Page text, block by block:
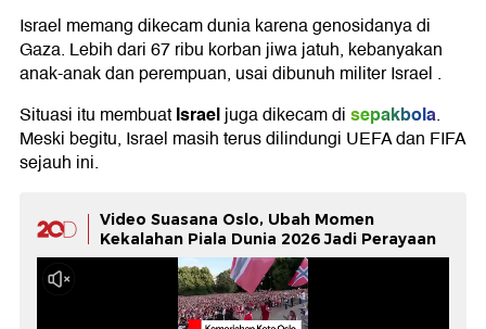
Israel memang dikecam dunia karena genosidanya di
Gaza. Lebih dari 67 ribu korban jiwa jatuh, kebanyakan
anak-anak dan perempuan, usai dibunuh militer Israel .
Situasi itu membuatIsraeljuga dikecam disepakbola.
Meski begitu, Israel masih terus dilindungi UEFA dan FIFA
sejauh ini.
Video Suasana Oslo, Ubah Momen
Kekalahan Piala Dunia 2026 Jadi Perayaan